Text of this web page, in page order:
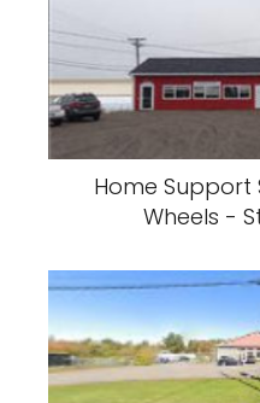
Home Support
Wheels -